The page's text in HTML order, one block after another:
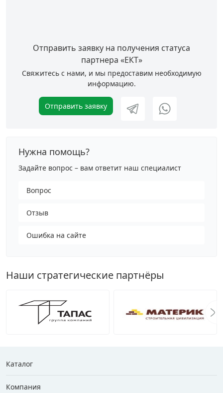
Отправить заявку на получения статуса
партнера «ЕКТ»
Cвяжитесь с нами, и мы предоставим необходимую
информацию.
Отправить заявку
Нужна помощь?
Задайте вопрос – вам ответит наш специалист
Вопрос
Отзыв
Ошибка на сайте
Наши стратегические партнёры
Каталог
Компания